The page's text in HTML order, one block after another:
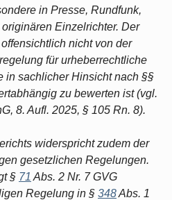
in Presse, Rundfunk,
Einzelrichter. Der
nicht von der
für urheberrechtliche
in sachlicher Hinsicht nach §§
zu bewerten ist (vgl.
8. Aufl. 2025, § 105 Rn. 8).
widerspricht zudem der
gesetzlichen Regelungen.
§ 71 Abs. 2 Nr. 7 GVG
Regelung in § 348Abs. 1